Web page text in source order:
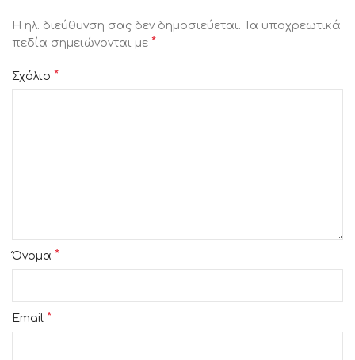
Η ηλ. διεύθυνση σας δεν δημοσιεύεται. Τα υποχρεωτικά
πεδία σημειώνονται με *
Σχόλιο *
Όνομα *
Email *